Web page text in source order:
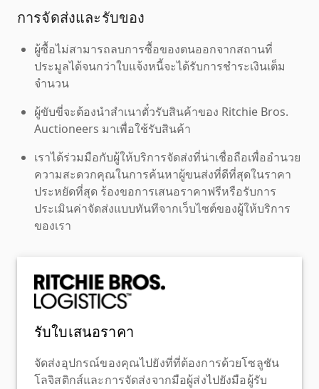
การจัดส่งและรับของ
ผู้ซื้อไม่สามารถลบการซื้อของตนออกจากสถานที่
ประมูลได้จนกว่าใบแจ้งหนี้จะได้รับการชำระเงินเต็ม
จำนวน
ผู้ขับขี่จะต้องนำสำเนาตั๋วรับสินค้าของ Ritchie Bros.
Auctioneers มาเพื่อใช้รับสินค้า
เราได้ร่วมมือกับผู้ให้บริการจัดส่งที่น่าเชื่อถือเพื่ออำนวย
ความสะดวกคุณในการค้นหาผู้ขนส่งที่ดีที่สุดในราคา
ประหยัดที่สุด ร้องขอการเสนอราคาฟรีหรือรับการ
ประเมินค่าจัดส่งแบบทันทีจากเว็บไซต์ของผู้ให้บริการ
ของเรา
รับใบเสนอราคา
จัดส่งอุปกรณ์ของคุณไปยังที่ที่ต้องการด้วยโซลูชัน
โลจิสติกส์และการจัดส่งจากมือผู้ส่งไปยังมือผู้รับ